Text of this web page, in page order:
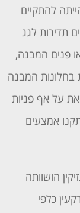
להתקיים
תדירות לגג
פנים המבנה,
בחלונות המבנה
על אף פניות
אמצעים
4 לפקודת הנזיקין הושוותה
כלפי